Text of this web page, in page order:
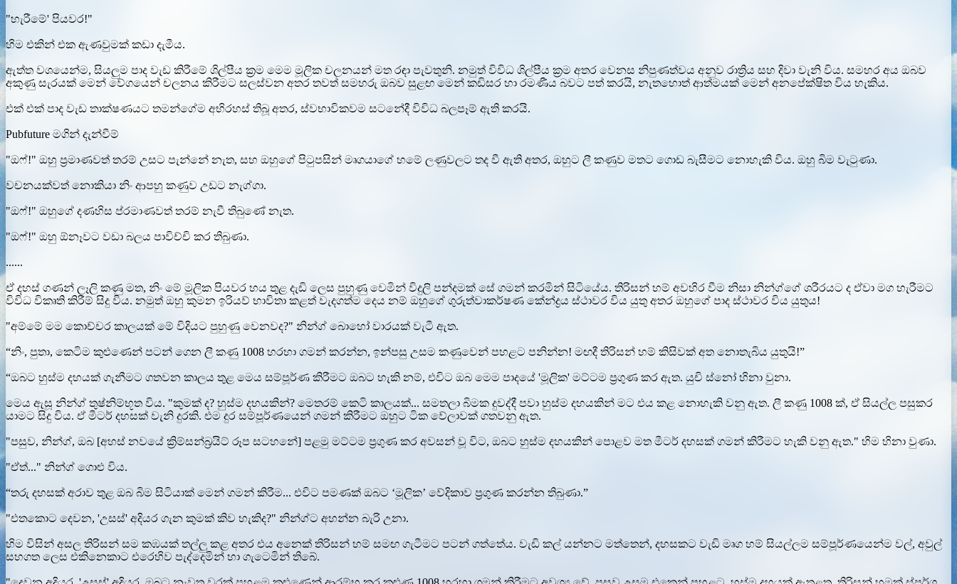
"හැරීමේ' පියවර!"
හිම එකින් එක ඇණවුමක් කඩා දැමීය.
ඇත්ත වශයෙන්ම, සියලුම පාද වැඩ කිරීමේ ශිල්පීය ක්‍රම මෙම මූලික චලනයන් මත රඳා පැවතුනි. නමුත් විවිධ ශිල්පීය ක්‍රම අතර වෙනස නිපුණත්වය අනුව රාත්‍රිය සහ දිවා වැනි විය. සමහර අය ඔබව
අකුණු සැරයක් මෙන් වේගයෙන් චලනය කිරීමට සලස්වන අතර තවත් සමහරු ඔබව සුළඟ මෙන් කඩිසර හා රමණීය බවට පත් කරයි, නැතහොත් ආත්මයක් මෙන් අනපේක්ෂිත විය හැකිය.
එක් එක් පාද වැඩ තාක්ෂණයට තමන්ගේම අභිරහස් තිබූ අතර, ස්වභාවිකවම සටනේදී විවිධ බලපෑම් ඇති කරයි.
Pubfuture මගින් දැන්වීම්
"ඔෆ්!" ඔහු ප්‍රමාණවත් තරම් උසට පැන්නේ නැත, සහ ඔහුගේ පිටුපසින් මෘගයාගේ හමේ ලණුවලට තද වී ඇති අතර, ඔහුට ලී කණුව මතට ගොඩ බැසීමට නොහැකි විය. ඔහු බිම වැටුණා.
වචනයක්වත් නොකියා නිං ආපහු කණුව උඩට නැග්ගා.
"ඔෆ්!" ඔහුගේ දණහිස ප්රමාණවත් තරම් නැවී තිබුණේ නැත.
"ඔෆ්!" ඔහු ඕනෑවට වඩා බලය පාවිච්චි කර තිබුණා.
......
ඒ දහස් ගණන් ලෑලි කණු මත, නිං මේ මූලික පියවර හය තුළ දැඩි ලෙස පුහුණු වෙමින් විදුලි පන්දමක් සේ ගමන් කරමින් සිටියේය. තිරිසන් හම් අවහිර වීම නිසා නින්ග්ගේ ශරීරයට ද ඒවා මග හැරීමට
විවිධ විකෘති කිරීම් සිදු විය. නමුත් ඔහු කුමන ඉරියව් භාවිතා කළත් වැදගත්ම දෙය නම් ඔහුගේ ගුරුත්වාකර්ෂණ කේන්ද්‍රය ස්ථාවර විය යුතු අතර ඔහුගේ පාද ස්ථාවර විය යුතුය!
"අම්මේ මම කොච්චර කාලයක් මේ විදියට පුහුණු වෙනවද?" නින්ග් බොහෝ වාරයක් වැටී ඇත.
“නිං, පුතා, කෙටිම කුළුණෙන් පටන් ගෙන ලී කණු 1008 හරහා ගමන් කරන්න, ඉන්පසු උසම කණුවෙන් පහළට පනින්න! මඟදී තිරිසන් හම් කිසිවක් අත නොතැබිය යුතුයි!”
“ඔබට හුස්ම දහයක් ගැනීමට ගතවන කාලය තුළ මෙය සම්පූර්ණ කිරීමට ඔබට හැකි නම්, එවිට ඔබ මෙම පාදයේ 'මූලික' මට්ටම ප්‍රගුණ කර ඇත. යුචි ස්නෝ හිනා වුනා.
මෙය ඇසූ නින්ග් තුෂ්නිම්භූත විය. "කුමක් ද? හුස්ම දහයකින්? මෙතරම් කෙටි කාලයක්... සමතලා බිමක දුවද්දී පවා හුස්ම දහයකින් මට එය කළ නොහැකි වනු ඇත. ලී කණු 1008 ක්, ඒ සියල්ල පසුකර
යාමට සිදු විය. ඒ මීටර් දහසක් වැනි දුරකි. එම දුර සම්පූර්ණයෙන් ගමන් කිරීමට ඔහුට ටික වේලාවක් ගතවනු ඇත.
"පසුව, නින්ග්, ඔබ [අහස් නවයේ ක්‍රිම්සන්බ්‍රයිට් රූප සටහනේ] පළමු මට්ටම ප්‍රගුණ කර අවසන් වූ විට, ඔබට හුස්ම දහයකින් පොළව මත මීටර් දහසක් ගමන් කිරීමට හැකි වනු ඇත." හිම හිනා වුණා.
"ඒත්..." නින්ග් ගොළු විය.
“තරු දහසක් අරාව තුළ ඔබ බිම සිටියාක් මෙන් ගමන් කිරීම... එවිට පමණක් ඔබට ‘මූලික’ වේදිකාව ප්‍රගුණ කරන්න තිබුණා.”
"එතකොට දෙවන, 'උසස්' අදියර ගැන කුමක් කිව හැකිද?" නින්ග්ට අහන්න බැරි උනා.
හිම විසින් අසල තිරිසන් සම කඹයක් තල්ලු කළ අතර එය අනෙක් තිරිසන් හම් සමඟ ගැටීමට පටන් ගත්තේය. වැඩි කල් යන්නට මත්තෙන්, දහසකට වැඩි මෘග හම් සියල්ලම සම්පූර්ණයෙන්ම වල්, අවුල්
සහගත ලෙස එකිනෙකාට එරෙහිව පැද්දෙමින් හා ගැටෙමින් තිබේ.